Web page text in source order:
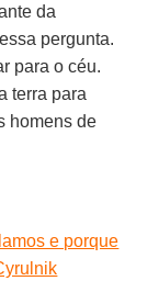
da
pergunta.
para o céu.
terra para
homens de
e porque